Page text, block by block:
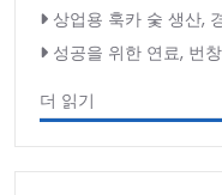
상업용 훅카 숯 생산,
성공을 위한 연료, 번
더 읽기